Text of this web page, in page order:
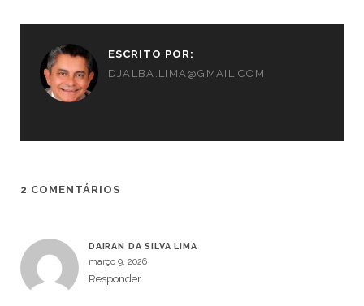
ESCRITO POR:
DJALBA.LIMA@GMAIL.COM
2 COMENTÁRIOS
DAIRAN DA SILVA LIMA
março 9, 2026
Responder